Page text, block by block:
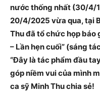
nước thống nhất (30/4/
20/4/2025 vừa qua, tại
Thu đã tổ chức họp báo
– Lần hẹn cuối” (sáng
“Đây là tác phẩm đầu
góp niềm vui của mình
ca sỹ Minh Thu chia sẻ!